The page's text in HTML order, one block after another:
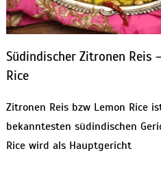
Südindischer Zitronen Reis
Rice
Zitronen Reis bzw Lemon Rice
bekanntesten südindischen
Rice wird als Hauptgericht